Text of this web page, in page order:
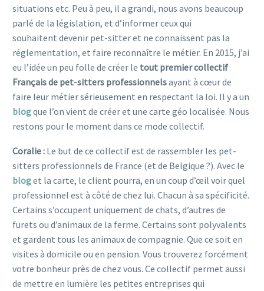
situations etc. Peu à peu, il a grandi, nous avons beaucoup
parlé de la législation, et d’informer ceux qui
souhaitent devenir pet-sitter et ne connaissent pas la
réglementation, et faire reconnaître le métier. En 2015, j’ai
eu l’idée un peu folle de créer le tout premier collectif
Français de pet-sitters professionnelsayant à cœur de
faire leur métier sérieusement en respectant la loi. Il y a un
blogque l’on vient de créer et une carte géo localisée. Nous
restons pour le moment dans ce mode collectif.
Coralie : Le but de ce collectif est de rassembler les pet-
sitters professionnels de France (et de Belgique ?). Avec le
bloget la carte, le client pourra, en un coup d’œil voir quel
professionnel est à côté de chez lui. Chacun à sa spécificité.
Certains s’occupent uniquement de chats, d’autres de
furets ou d’animaux de la ferme. Certains sont polyvalents
et gardent tous les animaux de compagnie. Que ce soit en
visites à domicile ou en pension. Vous trouverez forcément
votre bonheur près de chez vous. Ce collectif permet aussi
de mettre en lumière les petites entreprises qui